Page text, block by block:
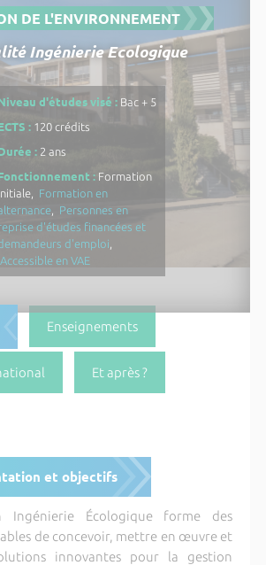
DE L'ENVIRONNEMENT
Ingénierie Ecologique
d'études visé : Bac + 5
: 120 crédits
: 2 ans
: Formation
Formation en
Personnes en
d'études financées et
d'emploi
Accessible en VAE
Enseignements
Et après ?
et objectifs
Ingénierie Écologique forme des
de concevoir, mettre en œuvre et
innovantes pour la gestion